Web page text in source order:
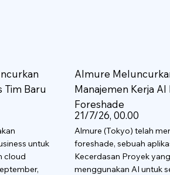
Tim Baru
untuk
cloud
Almure
Manajemen Kerja AI
Foreshade
21/7/26, 00.00
Almure (Tokyo) telah
foreshade, sebuah
Kecerdasan Proyek yang
menggunakan AI untuk